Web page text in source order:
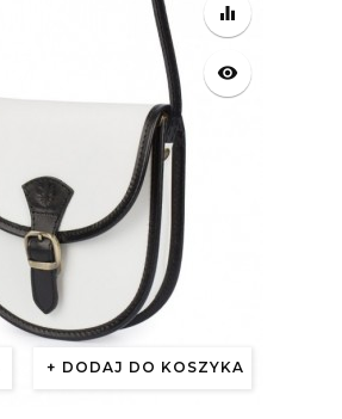
DODAJ DO KOSZYKA
equalizer
visibility